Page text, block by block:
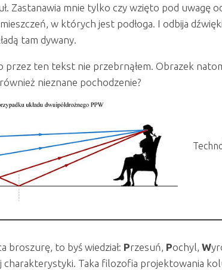
Zastanawia mnie tylko czy wzięto pod uwagę
w których jest podłoga. I odbija
tam dywany.
przez ten tekst nie przebrnąłem. Obrazek
nieznane pochodzenie?
broszurę, to byś wiedział: Przesuń, Pochyl, W
charakterystyki. Taka filozofia projektowania